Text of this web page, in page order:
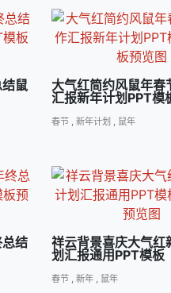
鼠
大气红简约风鼠年春
汇报新年计划PPT模
春节, 新年计划 鼠年
结
祥云背景喜庆大气红
划汇报通用PPT模板
春节, 新年, 鼠年